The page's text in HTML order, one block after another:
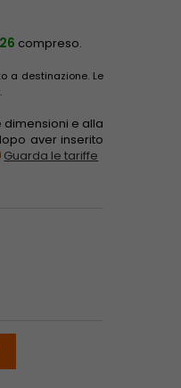
compreso.
a destinazione. Le
e alla
aver inserito
Guarda le tariffe